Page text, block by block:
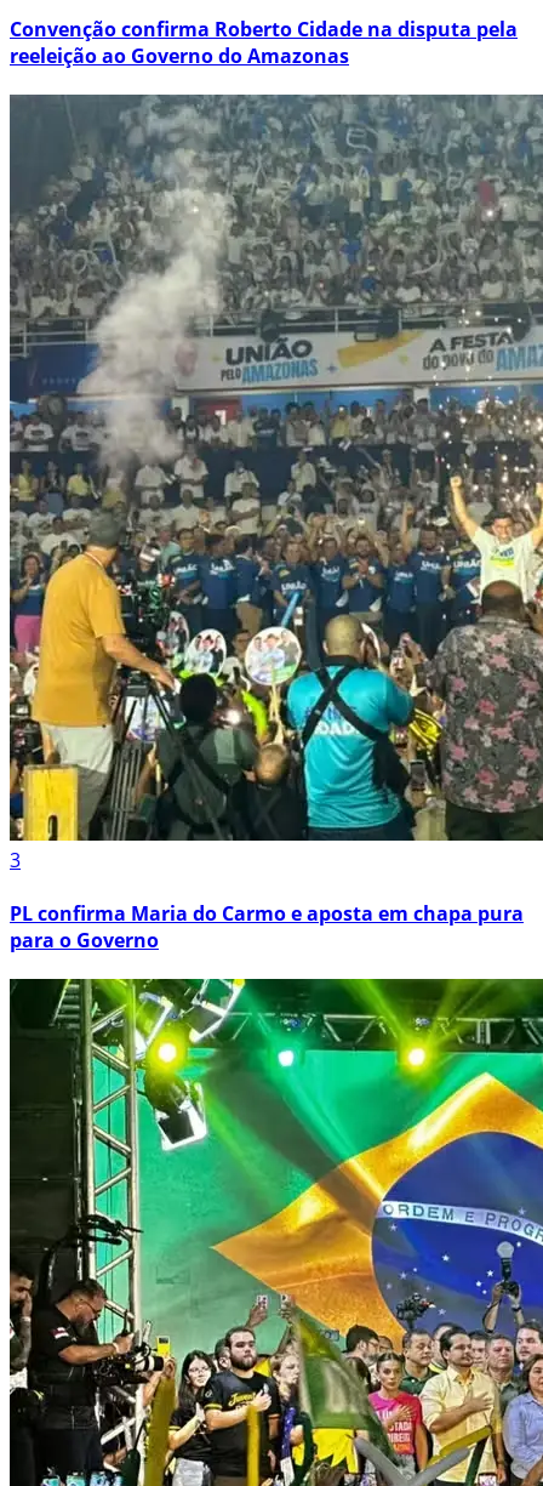
Convenção confirma Roberto Cidade na disputa pela
reeleição ao Governo do Amazonas
3
PL confirma Maria do Carmo e aposta em chapa pura
para o Governo